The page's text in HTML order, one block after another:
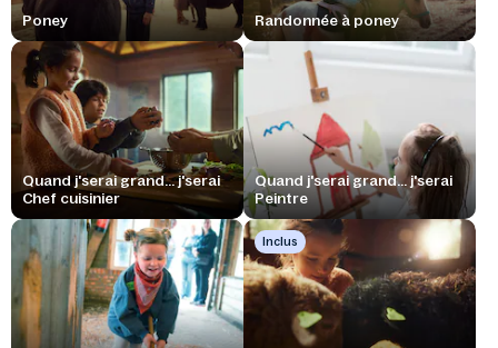
Poney Randonnée à poney
Quand j'serai grand... j'serai
Chef cuisinier
Quand j'serai grand... j'serai
Peintre
Inclus